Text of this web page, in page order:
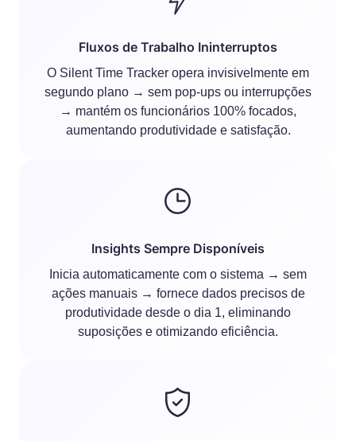
Fluxos de Trabalho Ininterruptos
O Silent Time Tracker opera invisivelmente em
segundo plano → sem pop-ups ou interrupções
→ mantém os funcionários 100% focados,
aumentando produtividade e satisfação.
Insights Sempre Disponíveis
Inicia automaticamente com o sistema → sem
ações manuais → fornece dados precisos de
produtividade desde o dia 1, eliminando
suposições e otimizando eficiência.